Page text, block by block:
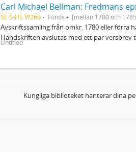
Carl Michael Bellman: Fredmans
SE S-HS Vf26b Fonds [mellan 1780 och
Avskriftssamling från omkr. 1780 eller förra
Handskriften avslutas med ett par versbrev
Untitled
Kungliga biblioteket hanterar dina